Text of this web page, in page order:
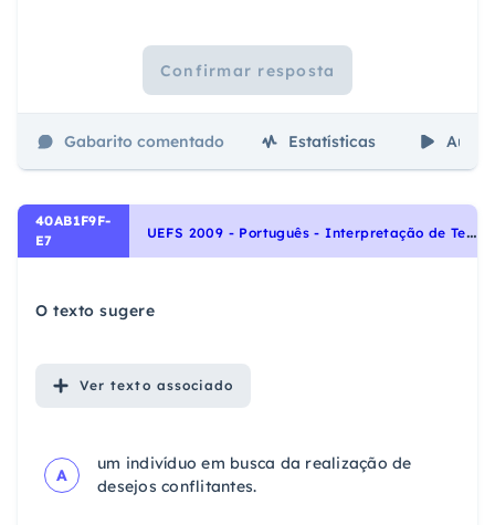
Confirmar resposta
Gabarito comentado Estatísticas Aulas
40AB1F9F-
E7
U
EFS 2009 - Português - Interpretação de Textos, Noções Gerais de Compreensão e Interpretação de Texto
O texto sugere
Ver texto associado
A
um indivíduo em busca da realização de
desejos conflitantes.